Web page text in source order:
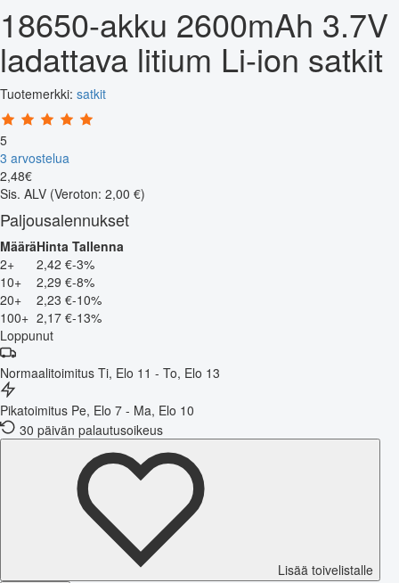
18650-akku 2600mAh 3.7V
ladattava litium Li-ion satkit
Tuotemerkki: satkit
5
3 arvostelua
2,48€
Sis. ALV (Veroton: 2,00 €)
Paljousalennukset
MääräHinta Tallenna
2+
2,42 €-3%
10+
2,29 €-8%
20+
2,23 €-10%
100+ 2,17 €-13%
Loppunut
Normaalitoimitus Ti, Elo 11 - To, Elo 13
Pikatoimitus Pe, Elo 7 - Ma, Elo 10
30 päivän palautusoikeus
Lisää toivelistalle